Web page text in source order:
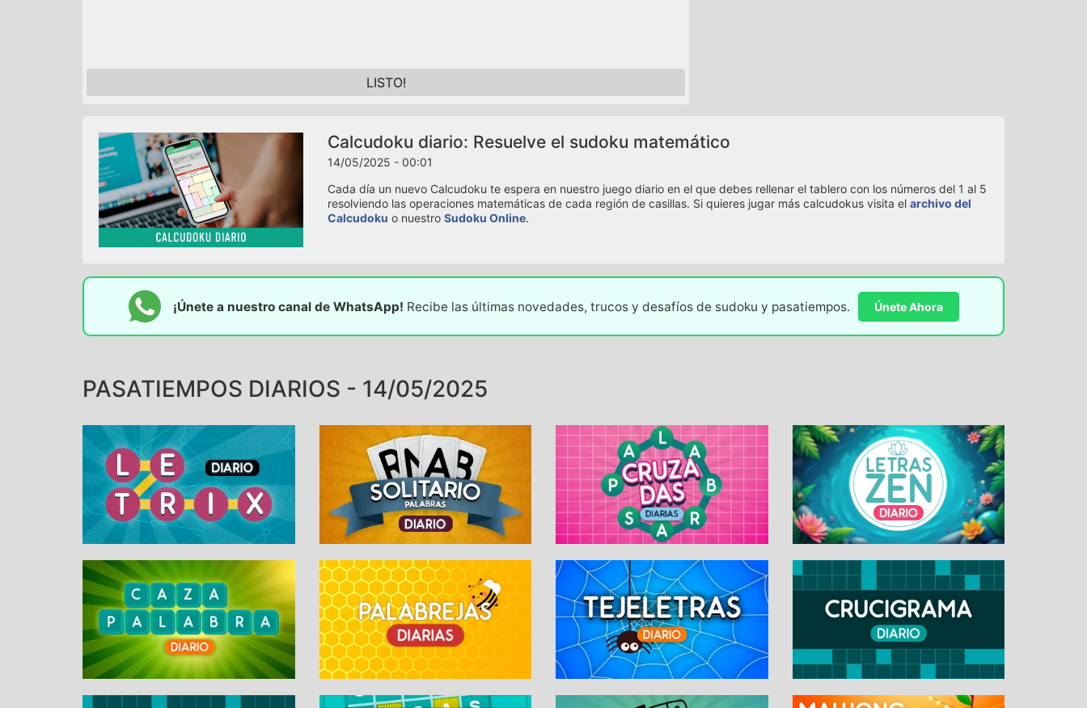
LISTO!
Calcudoku diario: Resuelve el sudoku matemático
14/05/2025 - 00:01
Cada día un nuevo Calcudoku te espera en nuestro juego diario en el que debes rellenar el tablero con los números del 1 al 5
resolviendo las operaciones matemáticas de cada región de casillas. Si quieres jugar más calcudokus visita el archivo del
Calcudoku o nuestro Sudoku Online.
¡Únete a nuestro canal de WhatsApp! Recibe las últimas novedades, trucos y desafíos de sudoku y pasatiempos. Únete Ahora
PASATIEMPOS DIARIOS - 14/05/2025